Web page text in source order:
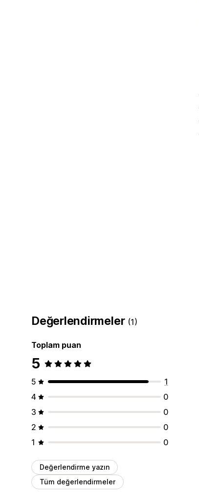
Değerlendirmeler (1)
Toplam puan
5
5
1
4
0
3
0
2
0
1
0
Değerlendirme yazın
Tüm değerlendirmeler